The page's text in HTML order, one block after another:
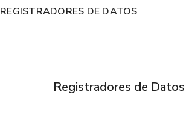
REGISTRADORES DE DATOS
Registradores de Datos